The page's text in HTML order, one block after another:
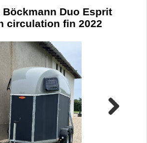
Böckmann Duo Esprit
circulation fin 2022